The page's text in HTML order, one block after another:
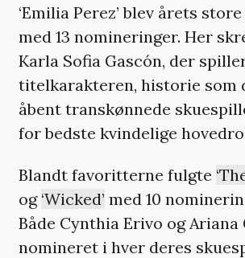
‘Emilia Perez’ blev årets
med 13 nomineringer. Her
Karla Sofia Gascón, der
titelkarakteren, historie som
åbent transkønnede
for bedste kvindelige
Blandt favoritterne fulgte
og ‘Wicked’ med 10
Både Cynthia Erivo og Ariana
nomineret i hver deres